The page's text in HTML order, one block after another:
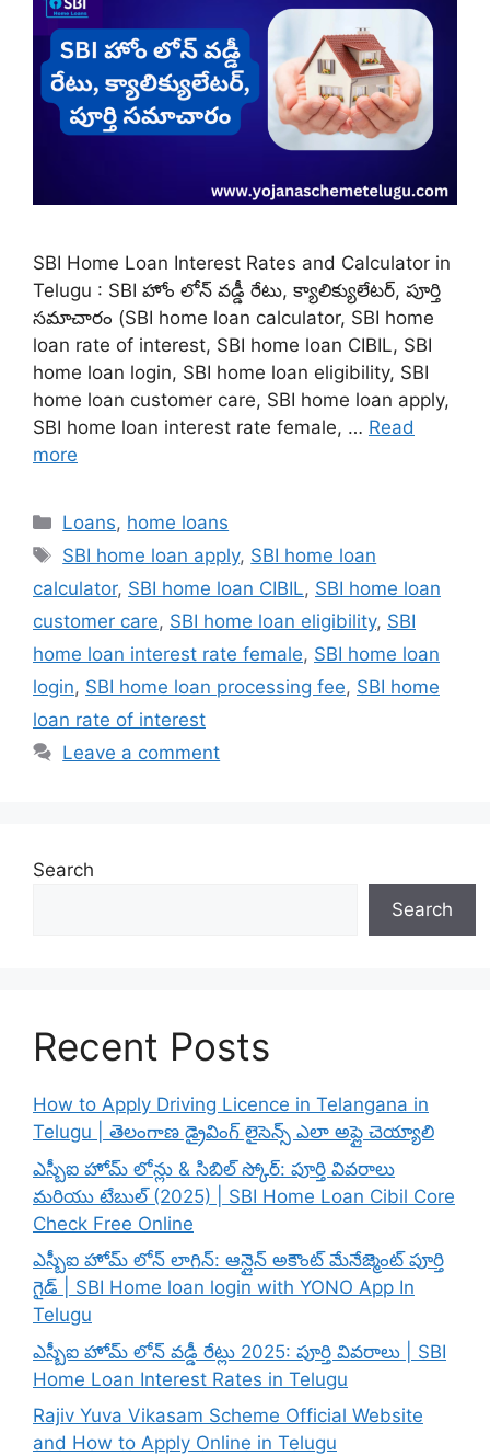
SBI Home Loan Interest Rates and Calculator in
Telugu : SBI హోం లోన్ వడ్డీ రేటు, క్యాలిక్యులేటర్, పూర్తి
సమాచారం (SBI home loan calculator, SBI home
loan rate of interest, SBI home loan CIBIL, SBI
home loan login, SBI home loan eligibility, SBI
home loan customer care, SBI home loan apply,
SBI home loan interest rate female, … Read
more
Categories
Loans, home loans
Tags
SBI home loan apply, SBI home loan
calculator, SBI home loan CIBIL, SBI home loan
customer care, SBI home loan eligibility, SBI
home loan interest rate female, SBI home loan
login, SBI home loan processing fee, SBI home
loan rate of interest
Leave a comment
Search
Search
Recent Posts
How to Apply Driving Licence in Telangana in
Telugu | తెలంగాణ డ్రైవింగ్ లైసెన్స్ ఎలా అప్లై చెయ్యాలి
ఎస్బీఐ హోమ్ లోన్లు & సిబిల్ స్కోర్: పూర్తి వివరాలు
మరియు టేబుల్ (2025) | SBI Home Loan Cibil Core
Check Free Online
ఎస్బీఐ హోమ్ లోన్ లాగిన్: ఆన్లైన్ అకౌంట్ మేనేజ్మెంట్ పూర్తి
గైడ్ | SBI Home loan login with YONO App In
Telugu
ఎస్బీఐ హోమ్ లోన్ వడ్డీ రేట్లు 2025: పూర్తి వివరాలు | SBI
Home Loan Interest Rates in Telugu
Rajiv Yuva Vikasam Scheme Official Website
and How to Apply Online in Telugu